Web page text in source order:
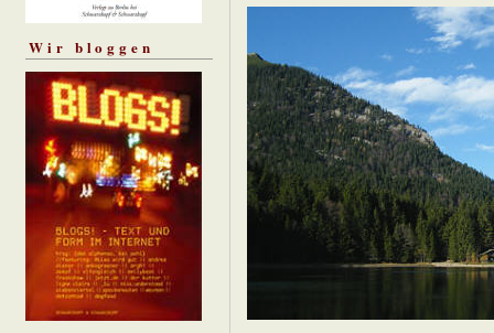
Wir bloggen